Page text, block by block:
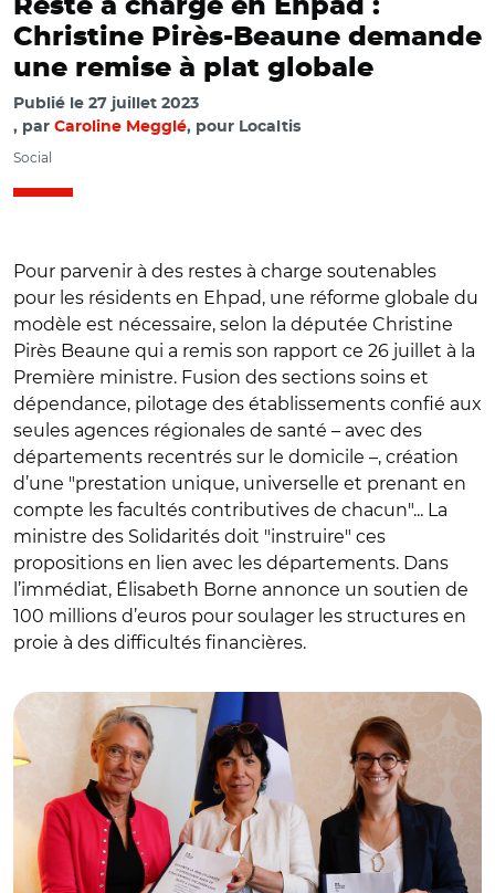
Reste à charge en Ehpad :
Christine Pirès-Beaune demande
une remise à plat globale
Publié le 27 juillet 2023
par Caroline Megglé, pour Localtis
Social
Pour parvenir à des restes à charge soutenables
pour les résidents en Ehpad, une réforme globale du
modèle est nécessaire, selon la députée Christine
Pirès Beaune qui a remis son rapport ce 26 juillet à la
Première ministre. Fusion des sections soins et
dépendance, pilotage des établissements confié aux
seules agences régionales de santé – avec des
départements recentrés sur le domicile –, création
d’une "prestation unique, universelle et prenant en
compte les facultés contributives de chacun"... La
ministre des Solidarités doit "instruire" ces
propositions en lien avec les départements. Dans
l’immédiat, Élisabeth Borne annonce un soutien de
100 millions d’euros pour soulager les structures en
proie à des difficultés financières.
© @Elisabeth_Borne/ Elisabeth Borne, Christine Pirès-